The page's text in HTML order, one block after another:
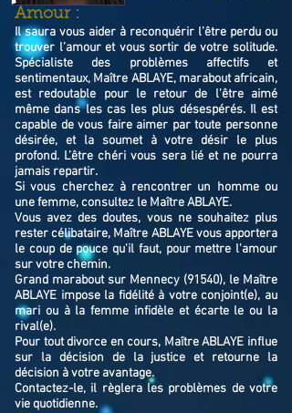
​Amour :
Il saura vous aider à reconquérir l’être perdu ou
trouver l’amour et vous sortir de votre solitude.
Spécialiste des problèmes affectifs et
sentimentaux, Maître ABLAYE, marabout africain,
est redoutable pour le retour de l'être aimé
même dans les cas les plus désespérés. Il est
capable de vous faire aimer par toute personne
désirée, et la soumet à votre désir le plus
profond. L’être chéri vous sera lié et ne pourra
jamais repartir.
Si vous cherchez à rencontrer un homme ou
une femme, consultez le Maître ABLAYE.
Vous avez des doutes, vous ne souhaitez plus
rester célibataire, Maître ABLAYE vous apportera
le coup de pouce qu'il faut, pour mettre l'amour
sur votre chemin.
Grand marabout sur Mennecy (91540), le Maître
ABLAYE impose la fidélité à votre conjoint(e), au
mari ou à la femme infidèle et écarte le ou la
rival(e).
Pour tout divorce en cours, Maître ABLAYE influe
sur la décision de la justice et retourne la
décision à votre avantage.
Contactez-le, il règlera les problèmes de votre
vie quotidienne.